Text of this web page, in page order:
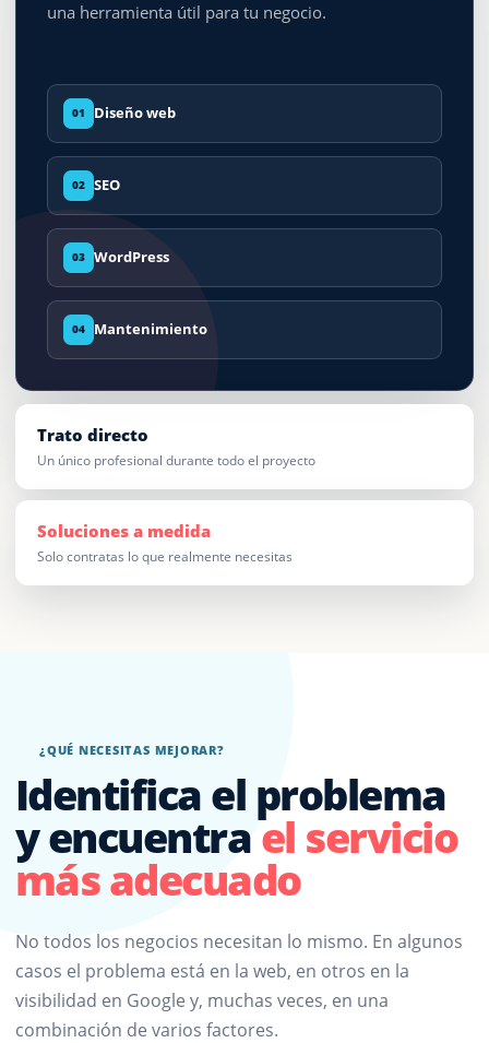
una herramienta útil para tu negocio.
01 Diseño web
02 SEO
03 WordPress
04 Mantenimiento
Trato directo
Un único profesional durante todo el proyecto
Soluciones a medida
Solo contratas lo que realmente necesitas
¿QUÉ NECESITAS MEJORAR?
Identifica el problema
y encuentrael servicio
más adecuado
No todos los negocios necesitan lo mismo. En algunos
casos el problema está en la web, en otros en la
visibilidad en Google y, muchas veces, en una
combinación de varios factores.